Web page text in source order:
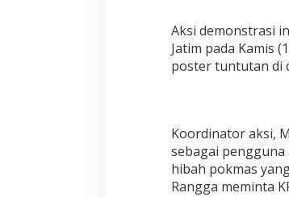
Aksi demonstrasi
Jatim pada Kamis
poster tuntutan di
Koordinator aksi,
sebagai
hibah pokmas
Rangga meminta